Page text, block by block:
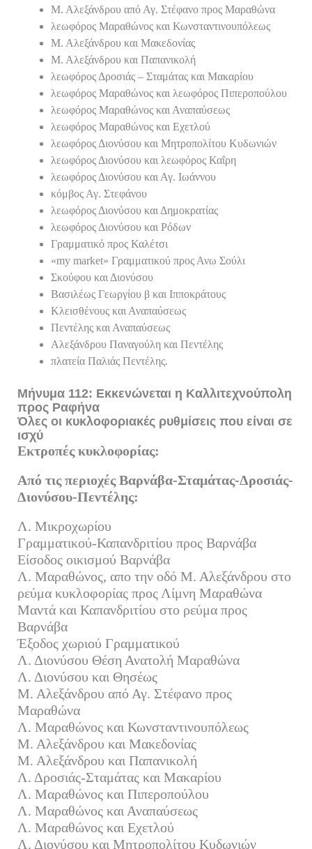
Μ. Αλεξάνδρου από Αγ. Στέφανο προς Μαραθώνα
λεωφόρος Μαραθώνος και Κωνσταντινουπόλεως
Μ. Αλεξάνδρου και Μακεδονίας
Μ. Αλεξάνδρου και Παπανικολή
λεωφόρος Δροσιάς – Σταμάτας και Μακαρίου
λεωφόρος Μαραθώνος και λεωφόρος Πιπεροπούλου
λεωφόρος Μαραθώνος και Αναπαύσεως
λεωφόρος Μαραθώνος και Εχετλού
λεωφόρος Διονύσου και Μητροπολίτου Κυδωνιών
λεωφόρος Διονύσου και λεωφόρος Καΐρη
λεωφόρος Διονύσου και Αγ. Ιωάννου
κόμβος Αγ. Στεφάνου
λεωφόρος Διονύσου και Δημοκρατίας
λεωφόρος Διονύσου και Ρόδων
Γραμματικό προς Καλέτσι
«my market» Γραμματικού προς Ανω Σούλι
Σκούφου και Διονύσου
Βασιλέως Γεωργίου β και Ιπποκράτους
Κλεισθένους και Αναπαύσεως
Πεντέλης και Αναπαύσεως
Αλεξάνδρου Παναγούλη και Πεντέλης
πλατεία Παλιάς Πεντέλης.
Μήνυμα 112: Εκκενώνεται η Καλλιτεχνούπολη
προς Ραφήνα
Όλες οι κυκλοφοριακές ρυθμίσεις που είναι σε
ισχύ
Εκτροπές κυκλοφορίας:
Από τις περιοχές Βαρνάβα-Σταμάτας-Δροσιάς-
Διονύσου-Πεντέλης:
Λ. Μικροχωρίου
Γραμματικού-Καπανδριτίου προς Βαρνάβα
Είσοδος οικισμού Βαρνάβα
Λ. Μαραθώνος, απο την οδό Μ. Αλεξάνδρου στο
ρεύμα κυκλοφορίας προς Λίμνη Μαραθώνα
Μαντά και Καπανδριτίου στο ρεύμα προς
Βαρνάβα
Έξοδος χωριού Γραμματικού
Λ. Διονύσου Θέση Ανατολή Μαραθώνα
Λ. Διονύσου και Θησέως
Μ. Αλεξάνδρου από Αγ. Στέφανο προς
Μαραθώνα
Λ. Μαραθώνος και Κωνσταντινουπόλεως
Μ. Αλεξάνδρου και Μακεδονίας
Μ. Αλεξάνδρου και Παπανικολή
Λ. Δροσιάς-Σταμάτας και Μακαρίου
Λ. Μαραθώνος και Πιπεροπούλου
Λ. Μαραθώνος και Αναπαύσεως
Λ. Μαραθώνος και Εχετλού
Λ. Διονύσου και Μητροπολίτου Κυδωνιών